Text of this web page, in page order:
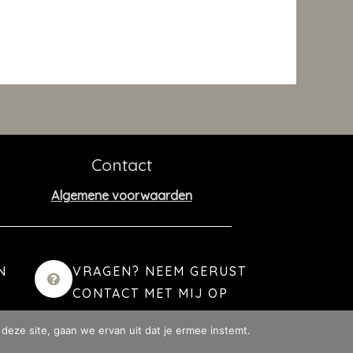
Contact
Algemene voorwaarden
VRAGEN? NEEM GERUST
CONTACT MET MIJ OP
site, gaan we ervan uit dat je ermee instemt.